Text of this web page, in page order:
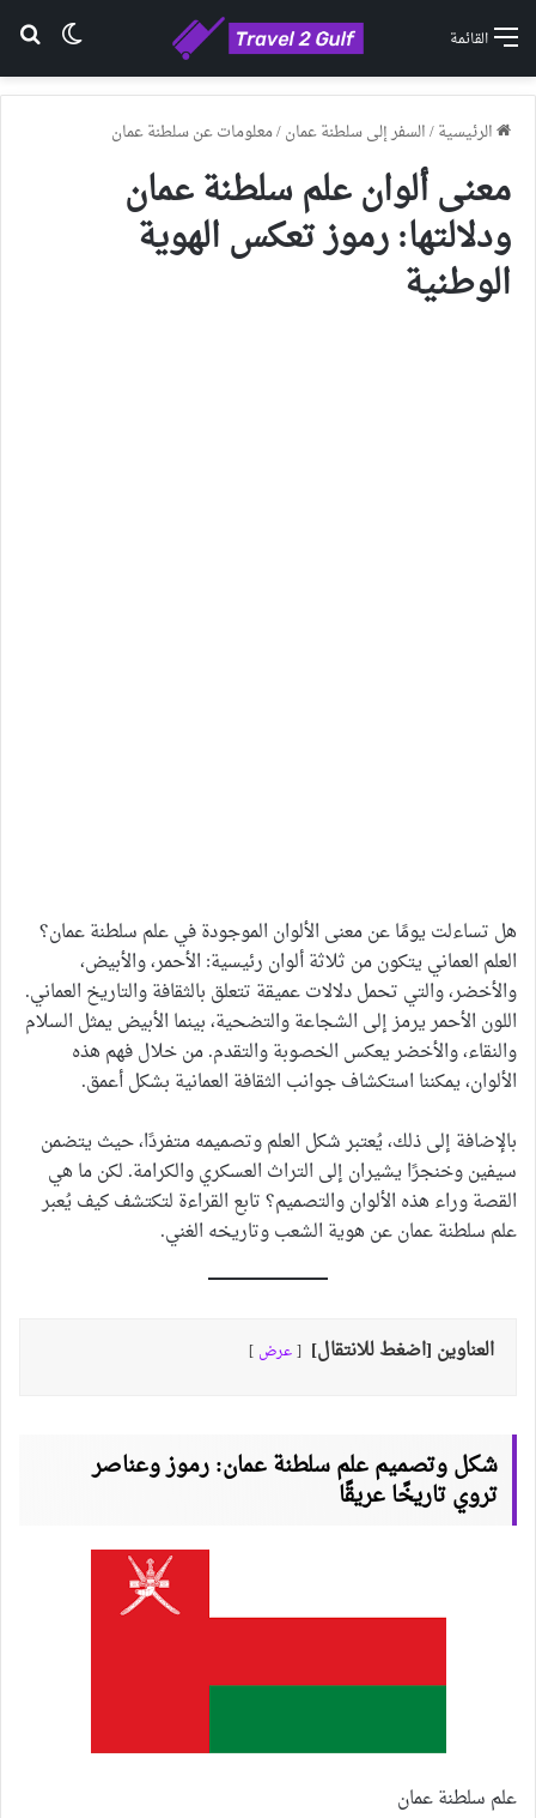
القائمة
الرئيسية/السفر إلى سلطنة عمان/معلومات عن سلطنة عمان
معنى ألوان علم سلطنة عمان
ودلالتها: رموز تعكس الهوية
الوطنية
هل تساءلت يومًا عن معنى الألوان الموجودة في علم سلطنة عمان؟
العلم العماني يتكون من ثلاثة ألوان رئيسية: الأحمر، والأبيض،
والأخضر، والتي تحمل دلالات عميقة تتعلق بالثقافة والتاريخ العماني.
اللون الأحمر يرمز إلى الشجاعة والتضحية، بينما الأبيض يمثل السلام
والنقاء، والأخضر يعكس الخصوبة والتقدم. من خلال فهم هذه
الألوان، يمكننا استكشاف جوانب الثقافة العمانية بشكل أعمق.
بالإضافة إلى ذلك، يُعتبر شكل العلم وتصميمه متفردًا، حيث يتضمن
سيفين وخنجرًا يشيران إلى التراث العسكري والكرامة. لكن ما هي
القصة وراء هذه الألوان والتصميم؟ تابع القراءة لتكتشف كيف يُعبر
علم سلطنة عمان عن هوية الشعب وتاريخه الغني.
العناوين [اضغط للانتقال] عرض
شكل وتصميم علم سلطنة عمان: رموز وعناصر
تروي تاريخًا عريقًا
علم سلطنة عمان